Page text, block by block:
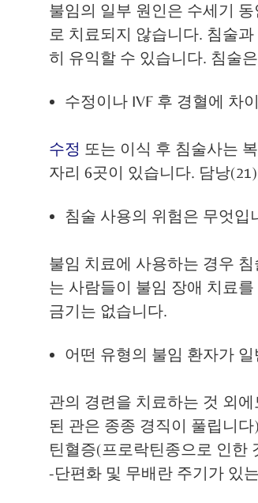
불임의 일부 원인은 수세기
로 치료되지 않습니다. 침술
히 유익할 수 있습니다. 침술
수정이나 IVF 후 경혈에 차
수정 또는 이식 후 침술사는
자리 6곳이 있습니다. 담낭
침술 사용의 위험은 무엇입
불임 치료에 사용하는 경우
는 사람들이 불임 장애 치료
금기는 없습니다.
어떤 유형의 불임 환자가
관의 경련을 치료하는 것 외
된 관은 종종 경직이 풀립니
틴혈증(프로락틴종으로 인한
-단편화 및 무배란 주기가 있